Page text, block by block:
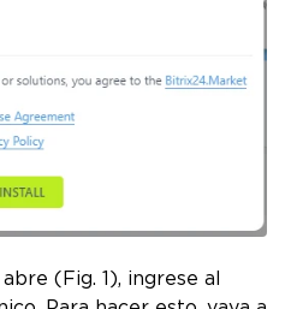
(Fig. 1), ingrese al